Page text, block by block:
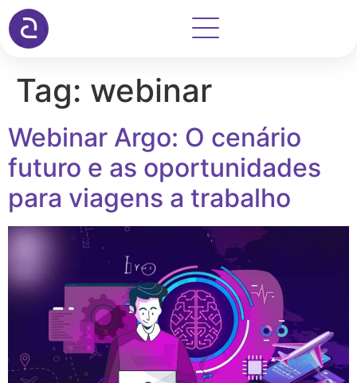
Tag: webinar
Webinar Argo: O cenário
futuro e as oportunidades
para viagens a trabalho